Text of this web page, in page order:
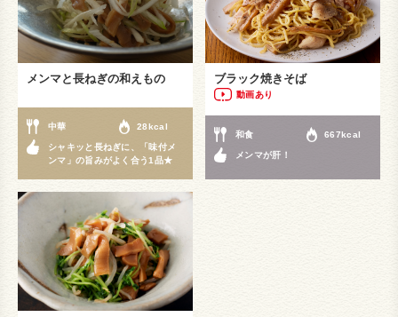
メンマと長ねぎの和えもの
中華 28kcal
シャキッと長ねぎに、「味付メ
ンマ」の旨みがよく合う1品★
ブラック焼きそば
動画あり
和食 667kcal
メンマが肝！